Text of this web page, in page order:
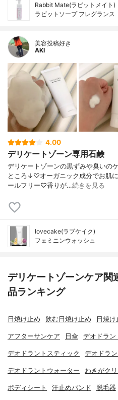
Rabbit Mate(ラビットメイト)
ラビットソープ フレグランス
美容投稿好き
AKI
4.00
デリケートゾーン専用石鹸
デリケートゾーンの黒ずみや臭いの
ところ↓♡オーガニック成分でお肌
ールフリー♡香りが…続きを見る
lovecake(ラブケイク)
フェミニンウォッシュ
デリケートゾーンケア関
品ランキング
日焼け止め 飲む日焼け止め 日焼け
アフターサンケア 日傘 デオドラン
デオドラントスティック デオドラ
デオドラントウォーター わきがク
ボディシート 汗止めバンド 脱毛器